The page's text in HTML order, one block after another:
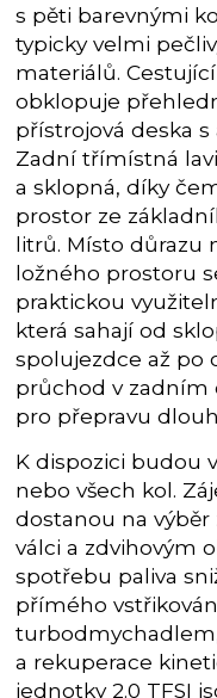
s pěti barevnými
typicky velmi
materiálů.
obklopuje
přístrojová deska
Zadní třímístná
a sklopná, díky
prostor ze
litrů. Místo důrazu
ložného prostoru
praktickou
která sahají od
spolujezdce až po
průchod v zadním
pro přepravu
K dispozici budou
nebo všech kol.
dostanou na
válci a zdvihovým
spotřebu paliva
přímého
a rekuperace
jednotky 2.0 TFSI